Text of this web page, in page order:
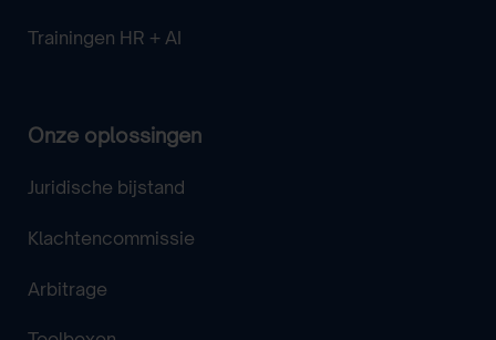
Trainingen HR + AI
Onze oplossingen
Juridische bijstand
Klachtencommissie
Arbitrage